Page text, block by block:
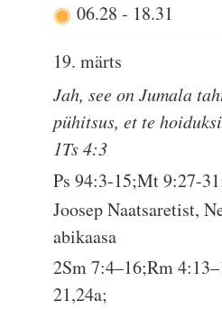
06.28- 18.31
19. märts
Jah, see on Jumala
pühitsus, et te
1Ts 4:3
Ps 94:3-15;Mt 9:27-
Joosep Naatsaretist,
abikaasa
2Sm 7:4–16;Rm
21,24a;